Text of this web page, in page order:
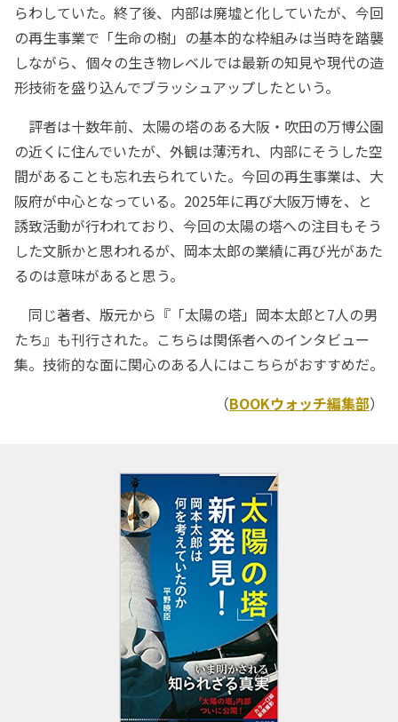
らわしていた。終了後、内部は廃墟と化していたが、今回
の再生事業で「生命の樹」の基本的な枠組みは当時を踏襲
しながら、個々の生き物レベルでは最新の知見や現代の造
形技術を盛り込んでブラッシュアップしたという。
評者は十数年前、太陽の塔のある大阪・吹田の万博公園
の近くに住んでいたが、外観は薄汚れ、内部にそうした空
間があることも忘れ去られていた。今回の再生事業は、大
阪府が中心となっている。2025年に再び大阪万博を、と
誘致活動が行われており、今回の太陽の塔への注目もそう
した文脈かと思われるが、岡本太郎の業績に再び光があた
るのは意味があると思う。
同じ著者、版元から『「太陽の塔」岡本太郎と7人の男
たち』も刊行された。こちらは関係者へのインタビュー
集。技術的な面に関心のある人にはこちらがおすすめだ。
（BOOKウォッチ編集部）